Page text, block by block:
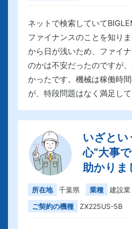
ネットで検索していて
ファイナンスのことを知り
から日が浅いため、ファイ
のかは不安だったのですが
かったです。機械は稼働時
が、特段問題はなく満足して
いざとい
心”大事
助かりま
所在地 千葉県 業種
建設業
ご契約の機種
ZX225US-5B